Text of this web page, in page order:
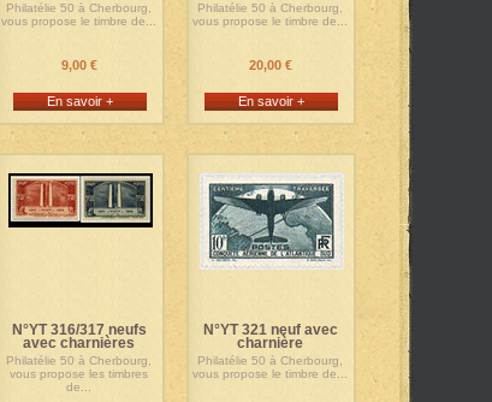
Philatélie 50 à Cherbourg,
vous propose le timbre de...
9,00 €
En savoir +
Philatélie 50 à Cherbourg,
vous propose le timbre de...
20,00 €
En savoir +
N°YT 316/317 neufs
avec charnières
Philatélie 50 à Cherbourg,
vous propose les timbres
de...
N°YT 321 neuf avec
charnière
Philatélie 50 à Cherbourg,
vous propose le timbre de...